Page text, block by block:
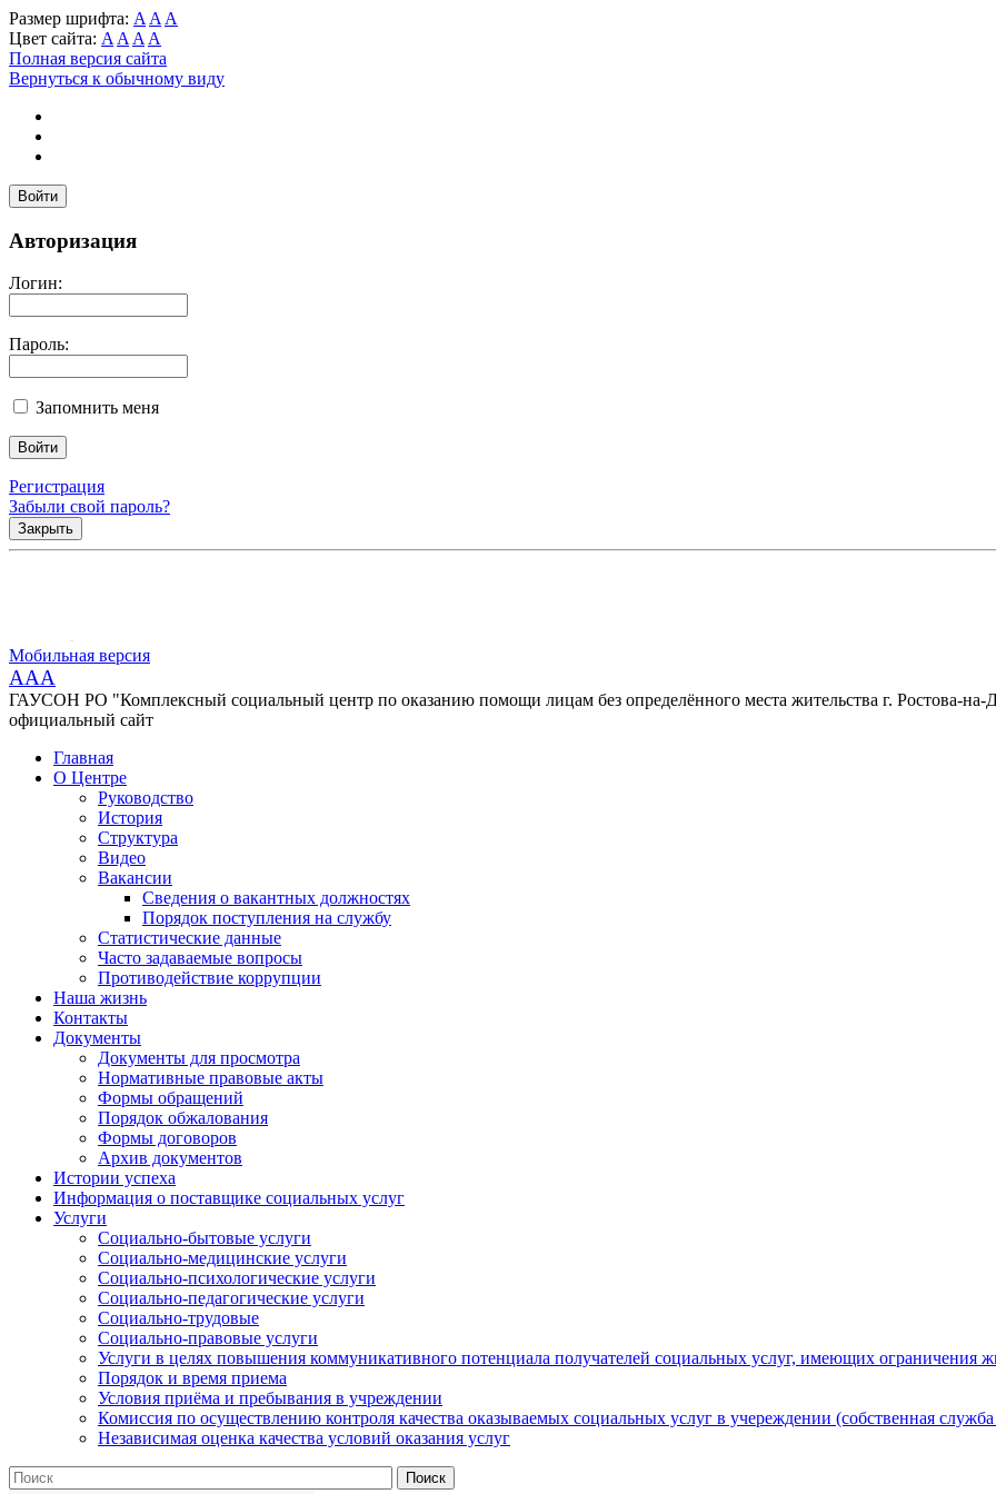
Размер шрифта: A A A
Цвет сайта: A A A A
Полная версия сайта
Вернуться к обычному виду
Войти
Авторизация
Логин:
Пароль:
Запомнить меня
Регистрация
Забыли свой пароль?
Закрыть
Мобильная версия
AAA
ГАУСОН РО "Комплексный социальный центр по оказанию помощи лицам без определённого места жительства г. Ростова-на-
официальный сайт
Главная
О Центре
Руководство
История
Структура
Видео
Вакансии
Сведения о вакантных должностях
Порядок поступления на службу
Статистические данные
Часто задаваемые вопросы
Противодействие коррупции
Наша жизнь
Контакты
Документы
Документы для просмотра
Нормативные правовые акты
Формы обращений
Порядок обжалования
Формы договоров
Архив документов
Истории успеха
Информация о поставщике социальных услуг
Услуги
Социально-бытовые услуги
Социально-медицинские услуги
Социально-психологические услуги
Социально-педагогические услуги
Социально-трудовые
Социально-правовые услуги
Услуги в целях повышения коммуникативного потенциала получателей социальных услуг, имеющих ограничения
Порядок и время приема
Условия приёма и пребывания в учреждении
Комиссия по осуществлению контроля качества оказываемых социальных услуг в учереждении (собственная
Независимая оценка качества условий оказания услуг